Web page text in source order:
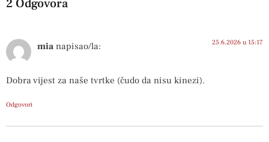
2 Odgovora
mia napisao/la: 25.6.2026 u 15:17
Dobra vijest za naše tvrtke (čudo da nisu kinezi).
Odgovori